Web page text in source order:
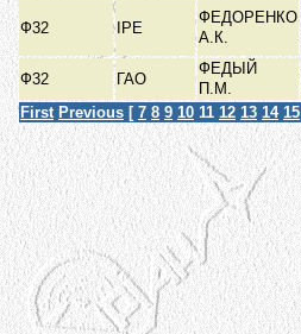
Ф32 ІРЕ
ФЕДОРЕНКО
А.К.
Ф32
ГАО
ФЕДЫЙ
П.М.
First Previous [ 7 8 9 10 11 12 13 14 15